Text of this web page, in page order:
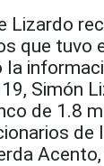
Lizardo
que tuvo
la
Simón
de 1.8
de